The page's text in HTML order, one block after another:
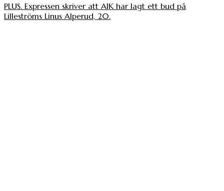
PLUS. Expressen skriver att AIK har lagt ett bud på
Lilleströms Linus Alperud, 20.